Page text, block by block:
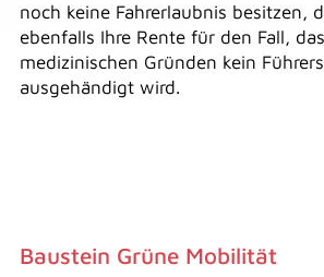
noch keine Fahrerlaubnis besitzen,
ebenfalls Ihre Rente für den Fall,
medizinischen Gründen kein
ausgehändigt wird.
Baustein Grüne Mobilität